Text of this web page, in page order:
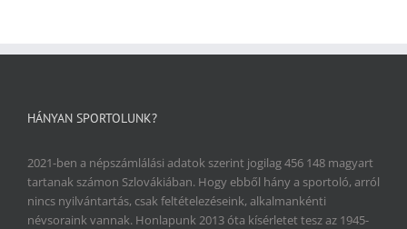
HÁNYAN SPORTOLUNK?
2021-ben a népszámlálási adatok szerint jogilag 456 148 magyart
tartanak számon Szlovákiában. Hogy ebből hány a sportoló, arról
nincs nyilvántartás, csak feltételezéseink, alkalmankénti
névsoraink vannak. Honlapunk 2013 óta kísérletet tesz az 1945-